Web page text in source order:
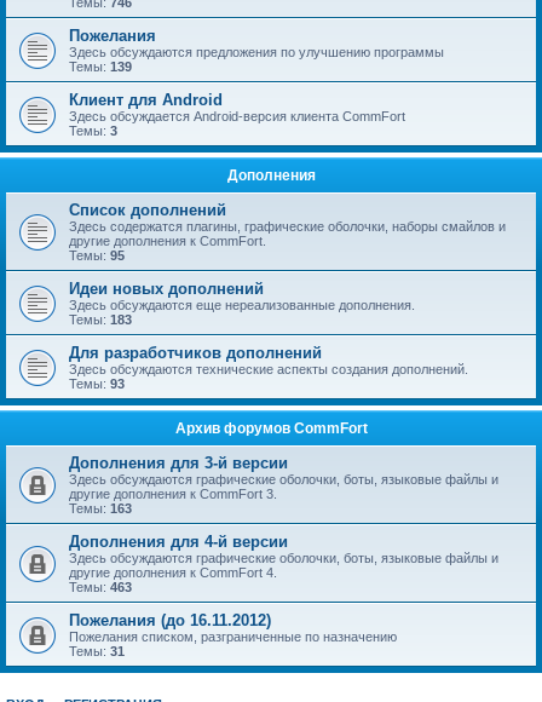
Пожелания
Здесь обсуждаются предложения по улучшению программы
Темы: 139
Клиент для Android
Здесь обсуждается Android-версия клиента CommFort
Темы: 3
Дополнения
Список дополнений
Здесь содержатся плагины, графические оболочки, наборы смайлов и
другие дополнения к CommFort.
Темы: 95
Идеи новых дополнений
Здесь обсуждаются еще нереализованные дополнения.
Темы: 183
Для разработчиков дополнений
Здесь обсуждаются технические аспекты создания дополнений.
Темы: 93
Архив форумов CommFort
Дополнения для 3-й версии
Здесь обсуждаются графические оболочки, боты, языковые файлы и
другие дополнения к CommFort 3.
Темы: 163
Дополнения для 4-й версии
Здесь обсуждаются графические оболочки, боты, языковые файлы и
другие дополнения к CommFort 4.
Темы: 463
Пожелания (до 16.11.2012)
Пожелания списком, разграниченные по назначению
Темы: 31